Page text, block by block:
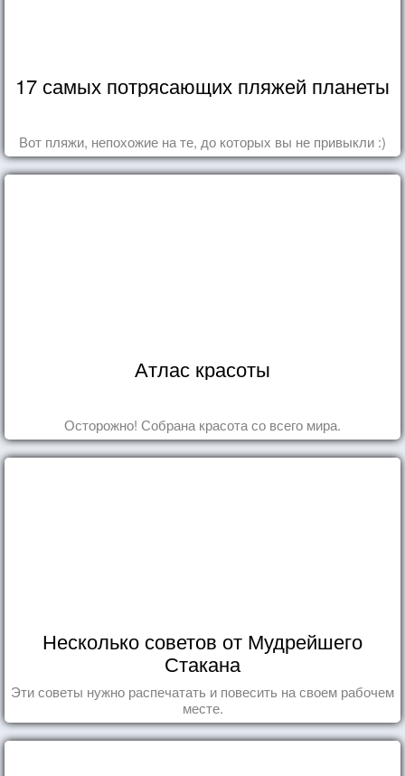
17 самых потрясающих пляжей планеты
Вот пляжи, непохожие на те, до которых вы не привыкли :)
Атлас красоты
Осторожно! Собрана красота со всего мира.
Несколько советов от Мудрейшего
Стакана
Эти советы нужно распечатать и повесить на своем рабочем
месте.